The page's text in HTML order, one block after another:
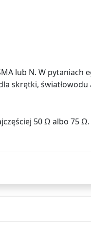
lub N. W pytaniach
skrętki,
50 Ω albo 75